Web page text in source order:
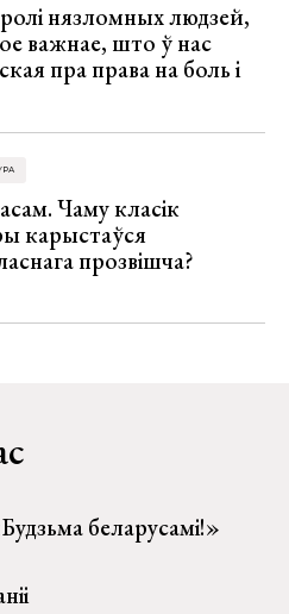
нязломных людзей,
важнае, што ў нас
пра права на боль і
Чаму класік
карыстаўся
прозвішча?
беларусамі!»